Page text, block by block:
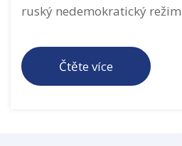
ruský nedemokratický
Čtěte více